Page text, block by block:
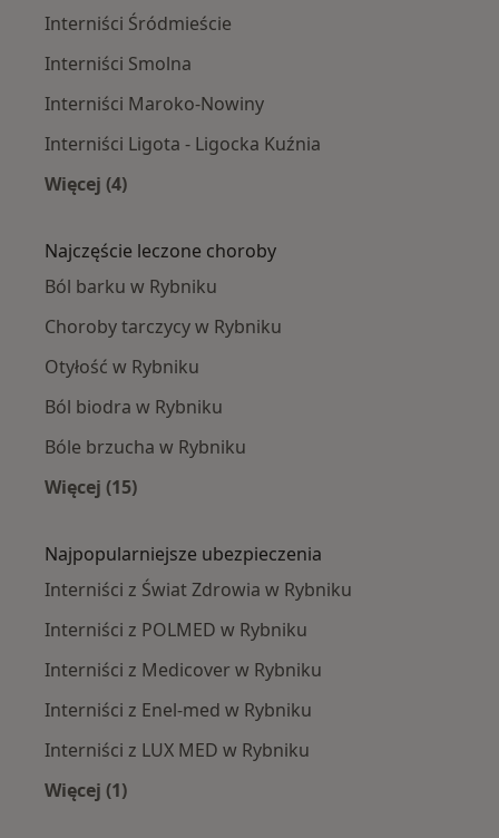
Interniści Śródmieście
Interniści Smolna
Interniści Maroko-Nowiny
Interniści Ligota - Ligocka Kuźnia
Więcej (4)
Najczęście leczone choroby
Ból barku w Rybniku
Choroby tarczycy w Rybniku
Otyłość w Rybniku
Ból biodra w Rybniku
Bóle brzucha w Rybniku
Więcej (15)
Najpopularniejsze ubezpieczenia
Interniści z Świat Zdrowia w Rybniku
Interniści z POLMED w Rybniku
Interniści z Medicover w Rybniku
Interniści z Enel-med w Rybniku
Interniści z LUX MED w Rybniku
Więcej (1)